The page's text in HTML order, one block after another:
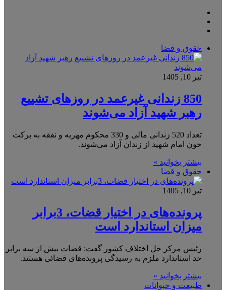
حقوق و قضا
تیر 10, 1405
850 زندانی غیرعمد در روزهای تشییع
رهبر شهید آزاد می‌شوند
تعداد 520 زندانی مالی و 330 محکوم مهریه و نفقه به برکت
خون امام شهید از زندان آزاد می‌شوند.
بیشتر بخوانید »
حقوق و قضا
تیر 10, 1405
پرونده‌های در اختیار قضات، 3برابر
میزان استاندارد است
رئیس مرکز حل اختلاف کشور گفت: قضات بیش از سه برابر
حد استاندارد ملزم به رسیدگی پرونده‌های قضائی هستند.
بیشتر بخوانید »
طبیعت و حیوانات